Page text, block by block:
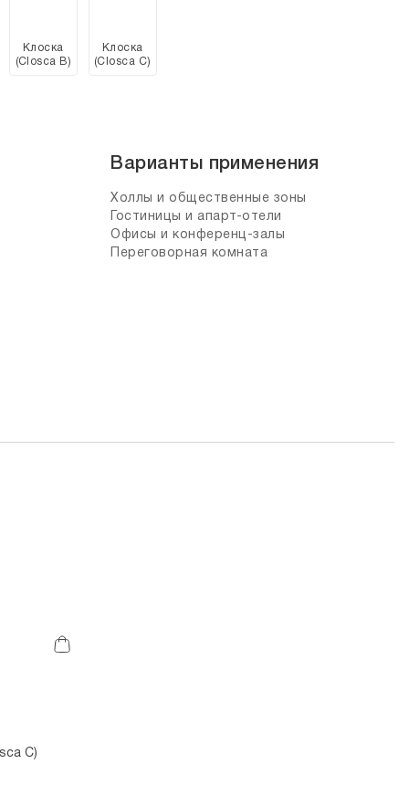
Клоска
(Closca B)
Клоска
(Closca C)
Варианты применения
Холлы и общественные зоны
Гостиницы и апарт-отели
Офисы и конференц-залы
Переговорная комната